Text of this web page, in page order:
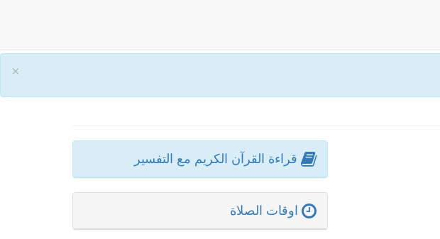
×
قراءة القرآن الكريم مع التفسير
اوقات الصلاة